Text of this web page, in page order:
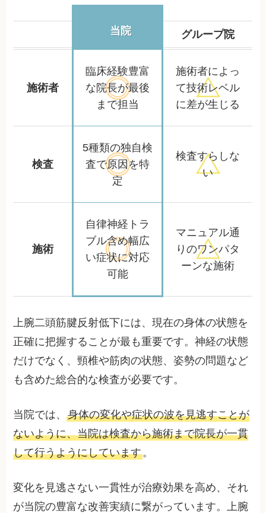
当院 グループ院
施術者
臨床経験豊富
な院長が最後
まで担当
施術者によっ
て技術レベル
に差が生じる
検査
5種類の独自検
査で原因を特
定
検査すらしな
い
施術
自律神経トラ
ブル含め幅広
い症状に対応
可能
マニュアル通
りのワンパタ
ーンな施術
上腕二頭筋腱反射低下には、現在の身体の状態を
正確に把握することが最も重要です。神経の状態
だけでなく、頸椎や筋肉の状態、姿勢の問題など
も含めた総合的な検査が必要です。
当院では、身体の変化や症状の波を見逃すことが
ないように、当院は検査から施術まで院長が一貫
して行うようにしています。
変化を見逃さない一貫性が治療効果を高め、それ
が当院の豊富な改善実績に繋がっています。上腕